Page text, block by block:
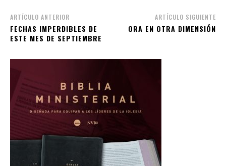
ARTÍCULO ANTERIOR
FECHAS IMPERDIBLES DE
ESTE MES DE SEPTIEMBRE
ARTÍCULO SIGUIENTE
ORA EN OTRA DIMENSIÓN